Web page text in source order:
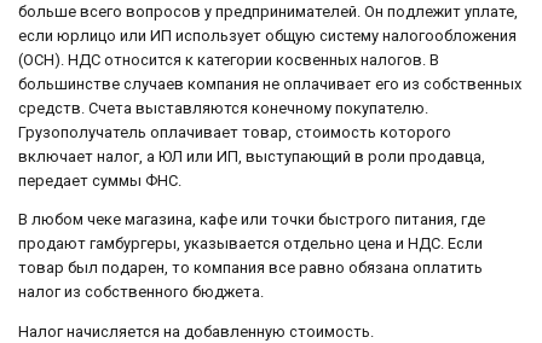
больше всего вопросов у предпринимателей. Он подлежит уплате,
если юрлицо или ИП использует общую систему налогообложения
(ОСН). НДС относится к категории косвенных налогов. В
большинстве случаев компания не оплачивает его из собственных
средств. Счета выставляются конечному покупателю.
Грузополучатель оплачивает товар, стоимость которого
включает налог, а ЮЛ или ИП, выступающий в роли продавца,
передает суммы ФНС.
В любом чеке магазина, кафе или точки быстрого питания, где
продают гамбургеры, указывается отдельно цена и НДС. Если
товар был подарен, то компания все равно обязана оплатить
налог из собственного бюджета.
Налог начисляется на добавленную стоимость.